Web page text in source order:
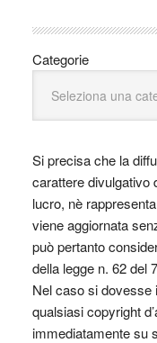
Categorie
Si precisa che la
carattere divulgativo
lucro, nè
viene aggiornata
può pertanto
della legge n. 62 del
Nel caso si dovesse
qualsiasi copyright
immediatamente su